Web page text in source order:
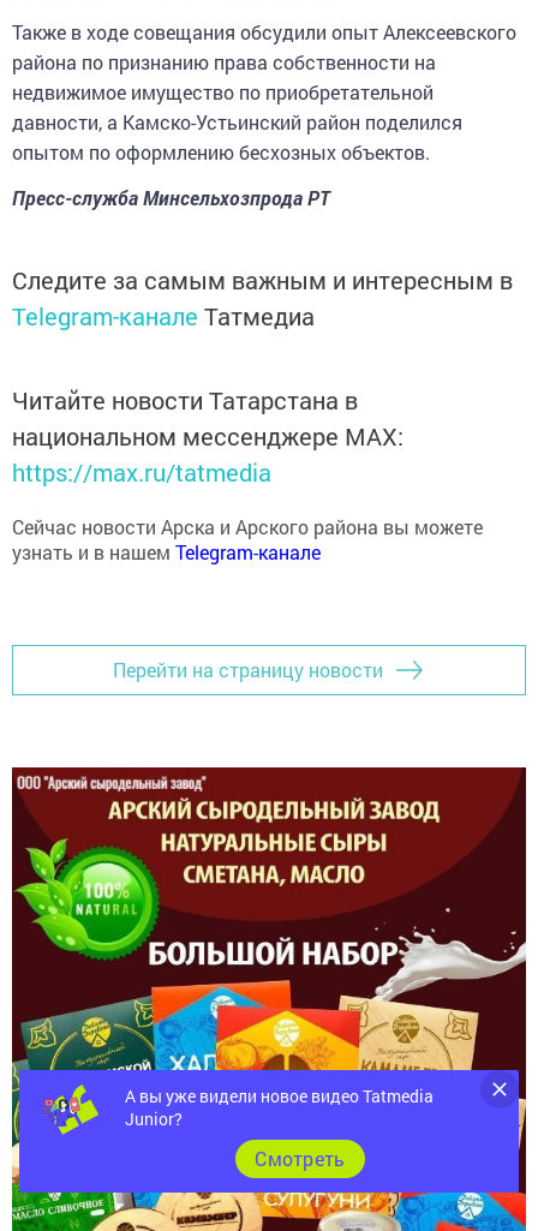
Также в ходе совещания обсудили опыт Алексеевского
района по признанию права собственности на
недвижимое имущество по приобретательной
давности, а Камско-Устьинский район поделился
опытом по оформлению бесхозных объектов.
Пресс-служба Минсельхозпрода РТ
Следите за самым важным и интересным в
Telegram-канале Татмедиа
Читайте новости Татарстана в
национальном мессенджере MАХ:
https://max.ru/tatmedia
Сейчас новости Арска и Арского района вы можете
узнать и в нашем Telegram-канале
Перейти на страницу новости
А вы уже видели новое видео Tatmedia
Junior?
Cмотреть